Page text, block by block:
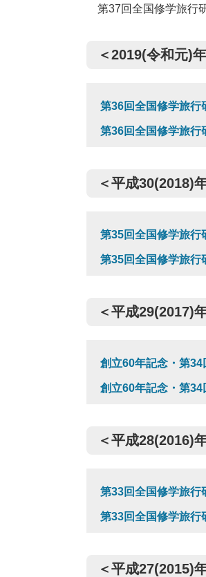
第37回全国修学旅行
＜2019(令和元)
第36回全国修学旅行
第36回全国修学旅
＜平成30(2018)
第35回全国修学旅行
第35回全国修学旅
＜平成29(2017)
創立60年記念・第
創立60年記念・第
＜平成28(2016)
第33回全国修学旅行
第33回全国修学旅
＜平成27(2015)